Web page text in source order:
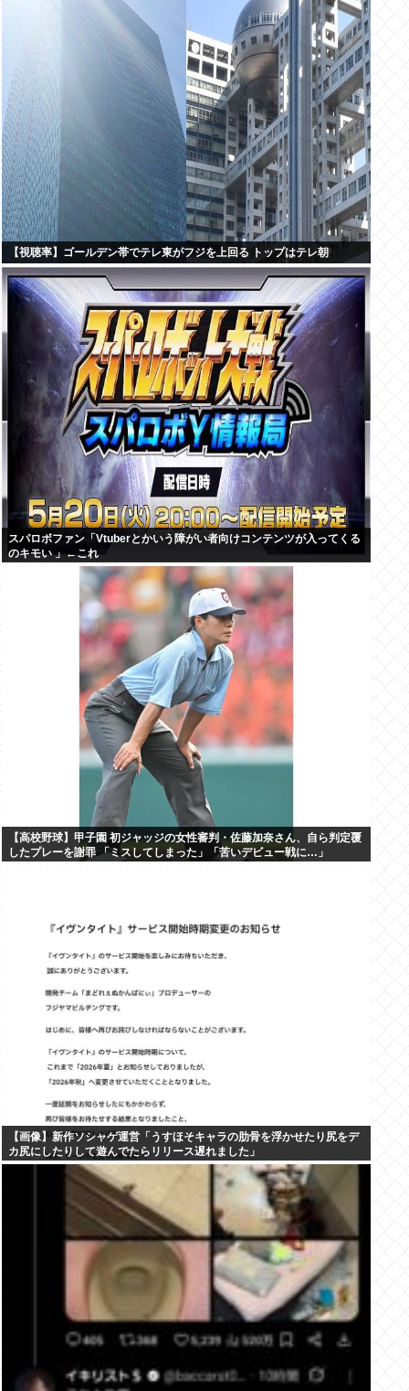
【視聴率】ゴールデン帯でテレ東がフジを上回る トップはテレ朝
スパロボファン「Vtuberとかいう障がい者向けコンテンツが入ってくる
のキモい 」←これ
【高校野球】甲子園 初ジャッジの女性審判・佐藤加奈さん、自ら判定覆
したプレーを謝罪 「ミスしてしまった」「苦いデビュー戦に…」
【画像】新作ソシャゲ運営「うすほそキャラの肋骨を浮かせたり尻をデ
カ尻にしたりして遊んでたらリリース遅れました」